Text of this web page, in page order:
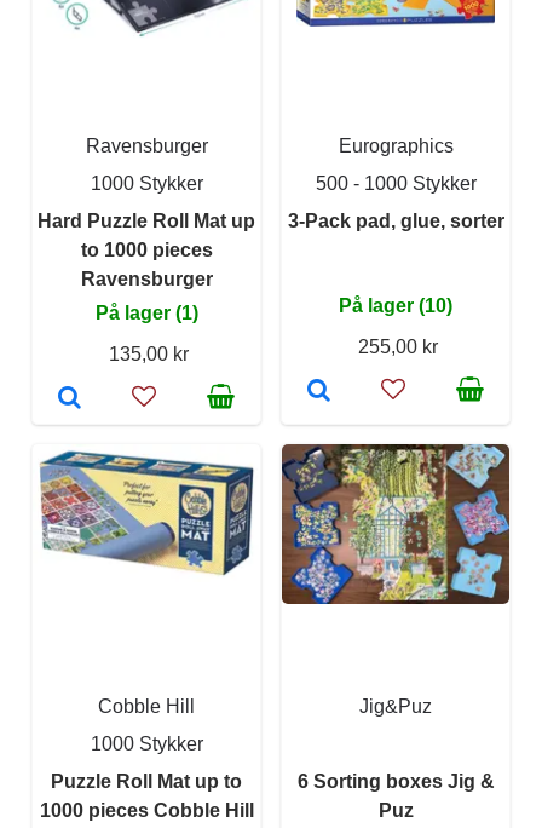
Ravensburger
1000 Stykker
Hard Puzzle Roll Mat up
to 1000 pieces
Ravensburger
På lager (1)
135,00 kr
Eurographics
500 - 1000 Stykker
3-Pack pad, glue, sorter
På lager (10)
255,00 kr
Cobble Hill
1000 Stykker
Puzzle Roll Mat up to
1000 pieces Cobble Hill
Jig&Puz
6 Sorting boxes Jig &
Puz